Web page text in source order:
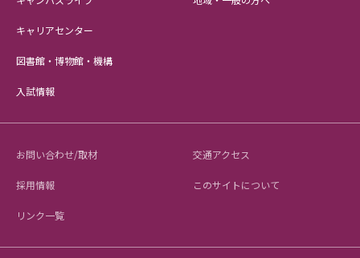
キャリアセンター
図書館・博物館・機構
入試情報
お問い合わせ/取材 交通アクセス
採用情報 このサイトについて
リンク一覧